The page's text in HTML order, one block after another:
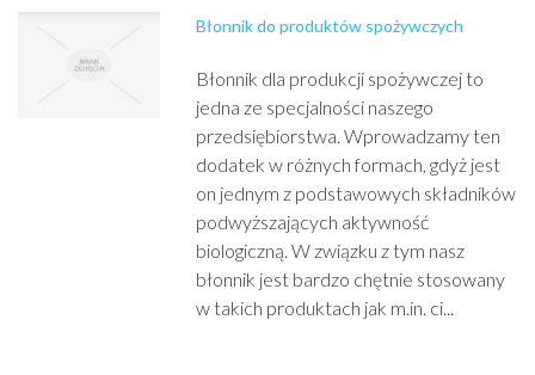
Błonnik do produktów spożywczych
Błonnik dla produkcji spożywczej to
jedna ze specjalności naszego
przedsiębiorstwa. Wprowadzamy ten
dodatek w różnych formach, gdyż jest
on jednym z podstawowych składników
podwyższających aktywność
biologiczną. W związku z tym nasz
błonnik jest bardzo chętnie stosowany
w takich produktach jak m.in. ci...